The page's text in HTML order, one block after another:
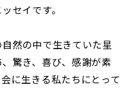
セイです。
然の中で生きていた星
驚き、喜び、感謝が素
に生きる私たちにとって